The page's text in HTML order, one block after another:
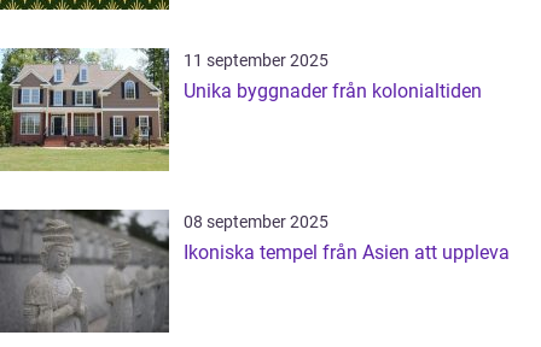
11 september 2025
Unika byggnader från kolonialtiden
08 september 2025
Ikoniska tempel från Asien att uppleva